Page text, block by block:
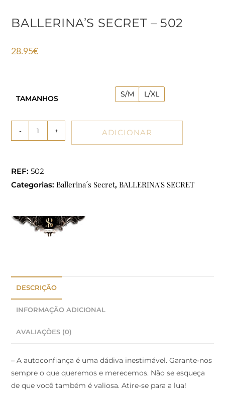
BALLERINA’S SECRET – 502
28.95€
TAMANHOS S/M L/XL
- + ADICIONAR
REF:502
Categorias:Ballerina´s Secret,BALLERINA'S SECRET
DESCRIÇÃO
INFORMAÇÃO ADICIONAL
AVALIAÇÕES (0)
– A autoconfiança é uma dádiva inestimável. Garante-nos
sempre o que queremos e merecemos. Não se esqueça
de que você também é valiosa. Atire-se para a lua!